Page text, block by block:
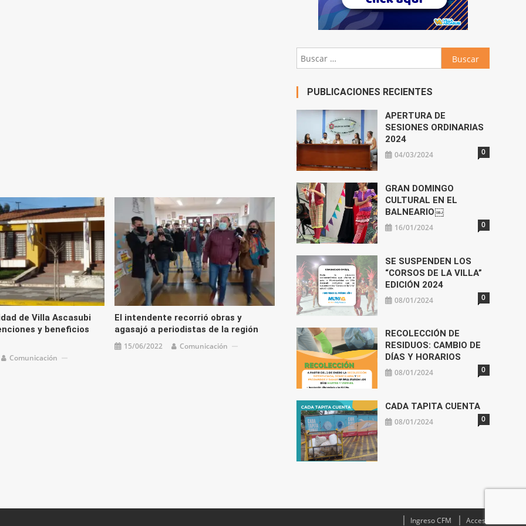
de Villa Ascasubi
y beneficios
Comunicación
El intendente recorrió obras y
agasajó a periodistas de la región
15/06/2022 Comunicación
Buscar:
PUBLICACIONES RECIENTES
APERTURA DE
SESIONES ORDINARIAS
2024
04/03/2024 0
GRAN DOMINGO
CULTURAL EN EL
BALNEARIO￼
16/01/2024 0
SE SUSPENDEN LOS
“CORSOS DE LA VILLA”
EDICIÓN 2024
08/01/2024 0
RECOLECCIÓN DE
RESIDUOS: CAMBIO DE
DÍAS Y HORARIOS
08/01/2024 0
CADA TAPITA CUENTA
08/01/2024 0
Ingreso CFM Acceso